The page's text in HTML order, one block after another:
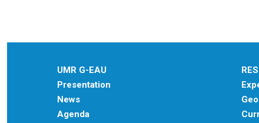
UMR G-EAU
Presentation
News
Agenda